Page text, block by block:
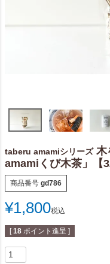
taberu amamiシリーズ 木
amamiくび木茶」【3
商品番号 gd786
¥1,800税込
[ 18 ポイント進呈 ]